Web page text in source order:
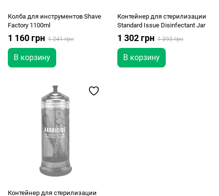
Колба для инструментов Shave
Factory 1100ml
1 160 грн 1 241 грн
В корзину
Контейнер для стерилизации
Standard Issue Disinfectant Jar
1 302 грн 1 393 грн
В корзину
Контейнер для стерилизации